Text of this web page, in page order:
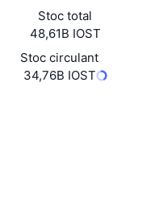
Stoc total
48,61B IOST
Stoc circulant
34,76B IOST